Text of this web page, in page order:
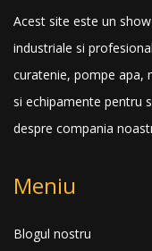
Acest site este un
industriale si
curatenie, pompe apa,
si echipamente pentru
despre compania
Meniu
Blogul nostru